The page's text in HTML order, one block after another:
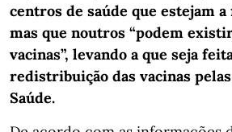
centros de saúde que estejam a
mas que noutros “podem
vacinas”, levando a que seja
redistribuição das vacinas
Saúde.